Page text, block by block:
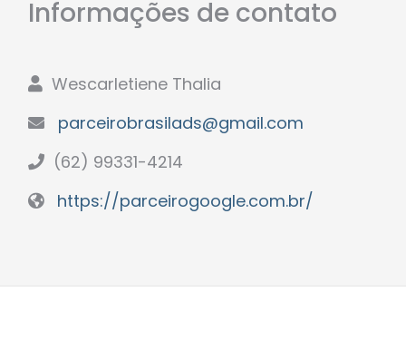
Informações de contato
Wescarletiene Thalia
parceirobrasilads@gmail.com
(62) 99331-4214
https://parceirogoogle.com.br/